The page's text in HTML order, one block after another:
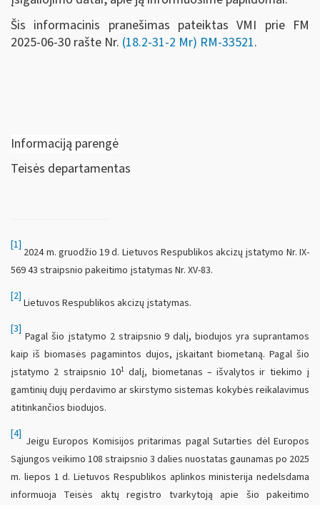
Šis informacinis pranešimas pateiktas VMI prie FM
2025-06-30 rašte Nr. (18.2-31-2 Mr) RM-33521.
Informaciją parengė
Teisės departamentas
[1]
2024 m. gruodžio 19 d. Lietuvos Respublikos akcizų įstatymo Nr. IX-
569 43 straipsnio pakeitimo įstatymas Nr. XV-83.
[2]
Lietuvos Respublikos akcizų įstatymas.
[3]
Pagal šio įstatymo 2 straipsnio 9 dalį, biodujos yra suprantamos
kaip iš biomasės pagamintos dujos, įskaitant biometaną. Pagal šio
įstatymo 2 straipsnio 101dalį, biometanas – išvalytos ir tiekimo į
gamtinių dujų perdavimo ar skirstymo sistemas kokybės reikalavimus
atitinkančios biodujos.
[4]
Jeigu Europos Komisijos pritarimas pagal Sutarties dėl Europos
Sąjungos veikimo 108 straipsnio 3 dalies nuostatas gaunamas po 2025
m. liepos 1 d. Lietuvos Respublikos aplinkos ministerija nedelsdama
informuoja Teisės aktų registro tvarkytoją apie šio pakeitimo